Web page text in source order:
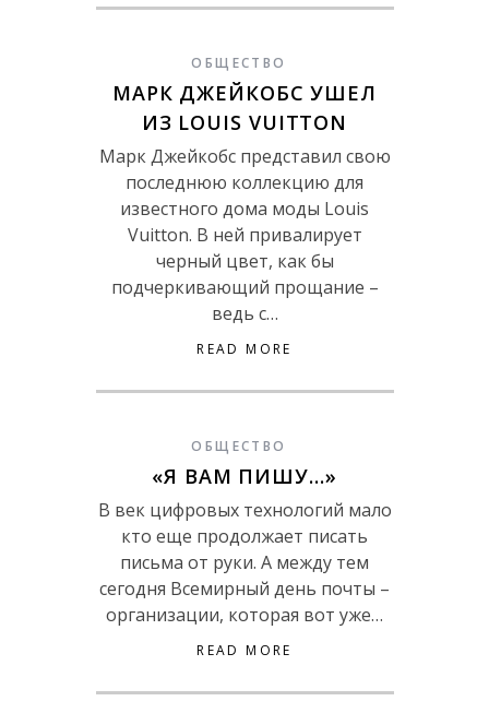
ОБЩЕСТВО
МАРК ДЖЕЙКОБС УШЕЛ
ИЗ LOUIS VUITTON
Марк Джейкобс представил свою
последнюю коллекцию для
известного дома моды Louis
Vuitton. В ней привалирует
черный цвет, как бы
подчеркивающий прощание –
ведь с…
READ MORE
ОБЩЕСТВО
«Я ВАМ ПИШУ…»
В век цифровых технологий мало
кто еще продолжает писать
письма от руки. А между тем
сегодня Всемирный день почты –
организации, которая вот уже…
READ MORE